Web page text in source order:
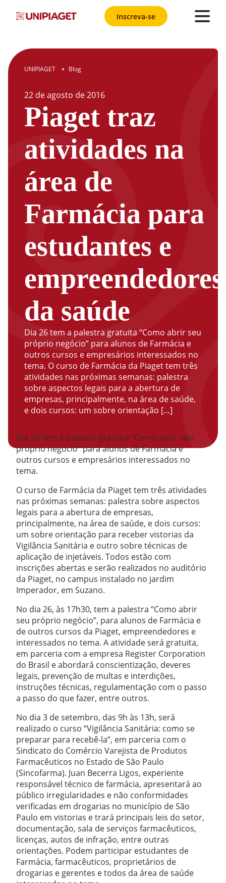
Inscreva-se
UNIPIAGET ● Blog
22 deagosto de2016
Piaget traz
atividades na
área de
Farmácia para
estudantes e
empreendedores
da saúde
Dia 26 tem a palestra gratuita “Como abrir seu
próprio negócio” para alunos de Farmácia e
outros cursos e empresários interessados no
tema. O curso de Farmácia da Piaget tem três
atividades nas próximas semanas: palestra
sobre aspectos legais para a abertura de
empresas, principalmente, na área de saúde,
e dois cursos: um sobre orientação […]
Dia 26 tem a palestra gratuita “Como abrir seu
próprio negócio” para alunos de Farmácia e
outros cursos e empresários interessados no
tema.
O curso de Farmácia da Piaget tem três atividades
nas próximas semanas: palestra sobre aspectos
legais para a abertura de empresas,
principalmente, na área de saúde, e dois cursos:
um sobre orientação para receber vistorias da
Vigilância Sanitária e outro sobre técnicas de
aplicação de injetáveis. Todos estão com
inscrições abertas e serão realizados no auditório
da Piaget, no campus instalado no jardim
Imperador, em Suzano.
No dia 26, às 17h30, tem a palestra “Como abrir
seu próprio negócio”, para alunos de Farmácia e
de outros cursos da Piaget, empreendedores e
interessados no tema. A atividade será gratuita,
em parceria com a empresa Register Corporation
do Brasil e abordará conscientização, deveres
legais, prevenção de multas e interdições,
instruções técnicas, regulamentação com o passo
a passo do que fazer, entre outros.
No dia 3 de setembro, das 9h às 13h, será
realizado o curso “Vigilância Sanitária: como se
preparar para recebê-la”, em parceria com o
Sindicato do Comércio Varejista de Produtos
Farmacêuticos no Estado de São Paulo
(Sincofarma). Juan Becerra Ligos, experiente
responsável técnico de farmácia, apresentará ao
público irregularidades e não conformidades
verificadas em drogarias no município de São
Paulo em vistorias e trará principais leis do setor,
documentação, sala de serviços farmacêuticos,
licenças, autos de infração, entre outras
orientações. Podem participar estudantes de
Farmácia, farmacêuticos, proprietários de
drogarias e gerentes e todos da área de saúde